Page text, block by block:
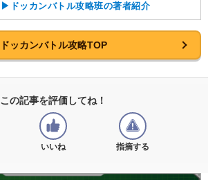
▶ドッカンバトル攻略班の著者紹介
ドッカンバトル攻略TOP
この記事を評価してね！
いいね 指摘する